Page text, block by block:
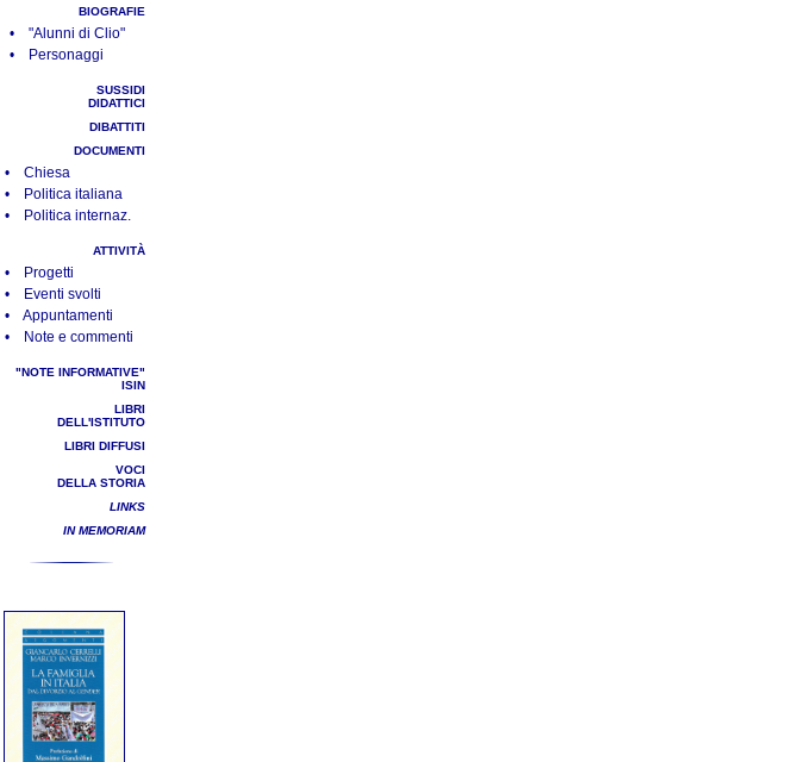
BIOGRAFIE
• "Alunni di Clio"
• Personaggi
SUSSIDI
DIDATTICI
DIBATTITI
DOCUMENTI
• Chiesa
• Politica italiana
• Politica internaz.
ATTIVITÀ
• Progetti
• Eventi svolti
• Appuntamenti
• Note e commenti
"NOTE INFORMATIVE"
ISIN
LIBRI
DELL'ISTITUTO
LIBRI DIFFUSI
VOCI
DELLA STORIA
LINKS
IN MEMORIAM